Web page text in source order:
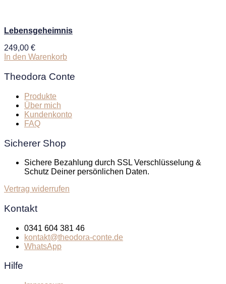
Lebensgeheimnis
249,00 €
In den Warenkorb
Theodora Conte
Produkte
Über mich
Kundenkonto
FAQ
Sicherer Shop
Sichere Bezahlung durch SSL Verschlüsselung &
Schutz Deiner persönlichen Daten.
Vertrag widerrufen
Kontakt
0341 604 381 46
kontakt@theodora-conte.de
WhatsApp
Hilfe